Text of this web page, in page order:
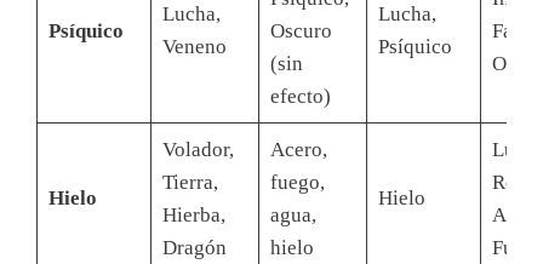
Psíquico
Lucha,
Veneno
Oscuro
(sin
efecto)
Lucha,
Psíquico
Hielo
Volador,
Tierra,
Hierba,
Dragón
Acero,
fuego,
agua,
hielo
Hielo
Roca,